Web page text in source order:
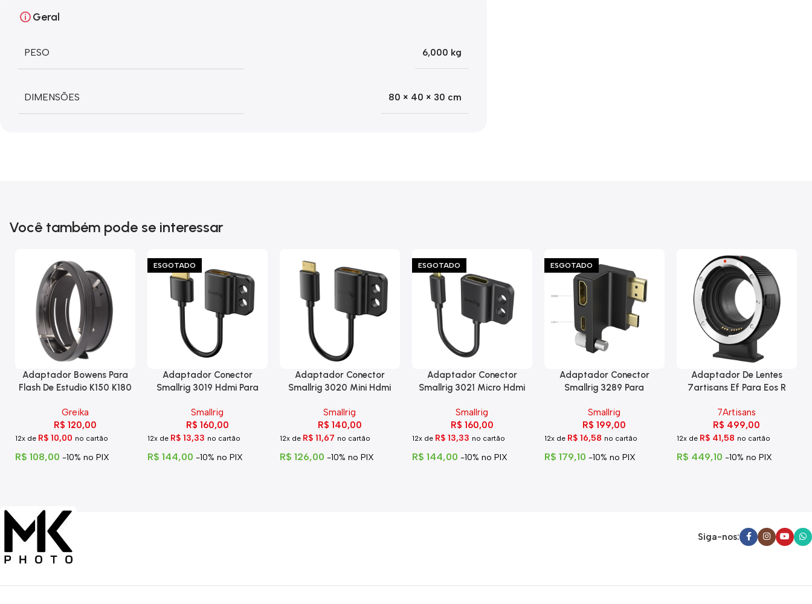
Geral
PESO 6,000 kg
DIMENSÕES 80 × 40 × 30 cm
Você também pode se interessar
Adaptador Bowens Para
Flash De Estudio K150 K180
Greika
R$ 120,00
12x de R$ 10,00 no cartão
R$ 108,00 -10% no PIX
ESGOTADO
Adaptador Conector
Smallrig 3019 Hdmi Para
Smallrig
R$ 160,00
12x de R$13,33 no cartão
R$ 144,00 -10% no PIX
Adaptador Conector
Smallrig 3020 Mini Hdmi
Smallrig
R$ 140,00
12x de R$11,67 no cartão
R$ 126,00 -10% no PIX
ESGOTADO
Adaptador Conector
Smallrig 3021 Micro Hdmi
Smallrig
R$ 160,00
12x de R$13,33 no cartão
R$ 144,00 -10% no PIX
ESGOTADO
Adaptador Conector
Smallrig 3289 Para
Smallrig
R$ 199,00
12x de R$16,58 no cartão
R$ 179,10 -10% no PIX
Adaptador De Lentes
7artisans Ef Para Eos R
7Artisans
R$ 499,00
12x de R$41,58 no cartão
R$ 449,10 -10% no PIX
Siga-nos: